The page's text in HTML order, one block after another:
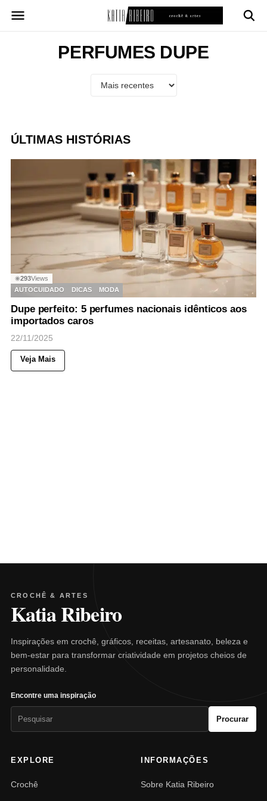
para
PERFUMES DUPE
ÚLTIMAS HISTÓRIAS
◉293Views
AUTOCUIDADO
DICAS MODA
Dupe perfeito: 5 perfumes nacionais idênticos aos
importados caros
22/11/2025
Veja Mais
CROCHÊ & ARTES
Katia Ribeiro
Inspirações em crochê, gráficos, receitas, artesanato, beleza e
bem-estar para transformar criatividade em projetos cheios de
personalidade.
Encontre uma inspiração
Procurar
EXPLORE
Crochê
INFORMAÇÕES
Sobre Katia Ribeiro